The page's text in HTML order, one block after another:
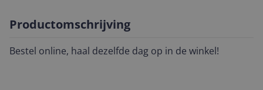
Productomschrijving
Bestel online, haal dezelfde dag op in de winkel!